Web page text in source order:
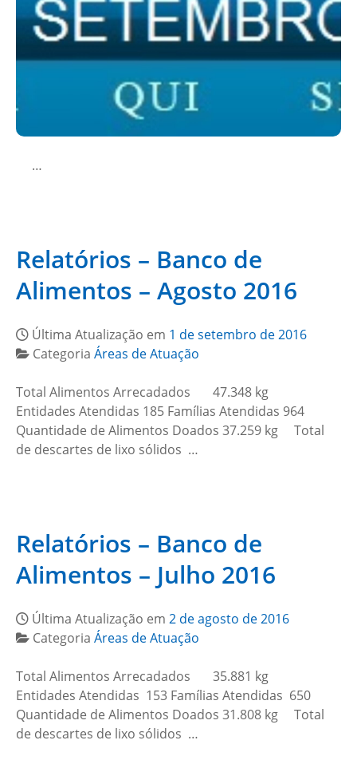
…
Relatórios – Banco de
Alimentos – Agosto 2016
Última Atualização em 1 de setembro de 2016
Categoria Áreas de Atuação
Total Alimentos Arrecadados 47.348 kg
Entidades Atendidas 185 Famílias Atendidas 964
Quantidade de Alimentos Doados 37.259 kg Total
de descartes de lixo sólidos …
Relatórios – Banco de
Alimentos – Julho 2016
Última Atualização em 2 de agosto de 2016
Categoria Áreas de Atuação
Total Alimentos Arrecadados 35.881 kg
Entidades Atendidas 153 Famílias Atendidas 650
Quantidade de Alimentos Doados 31.808 kg Total
de descartes de lixo sólidos …